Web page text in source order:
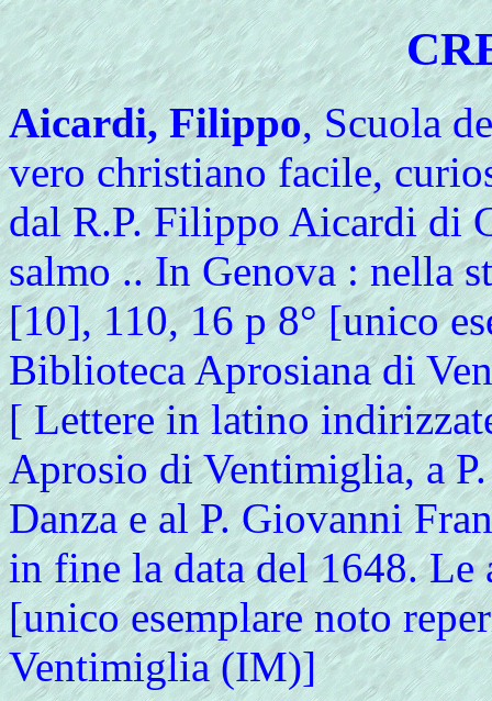
Aicardi, Filippo, Scuola
vero christiano facile,
dal R.P. Filippo Aicardi di
salmo .. In Genova : nella
[10], 110, 16 p 8° [unico
Biblioteca Aprosiana di
[ Lettere in latino
Aprosio di Ventimiglia, a
Danza e al P. Giovanni
in fine la data del 1648.
[unico esemplare noto
Ventimiglia (IM)]